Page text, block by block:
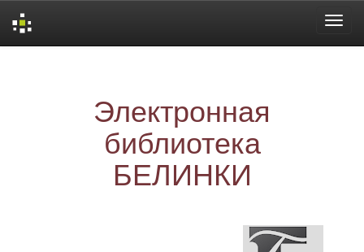
Электронная
библиотека
БЕЛИНКИ